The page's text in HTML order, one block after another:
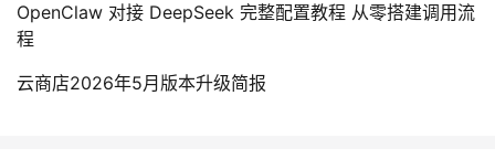
OpenClaw 对接 DeepSeek 完整配置教程 从零搭建调用流
程
云商店2026年5月版本升级简报